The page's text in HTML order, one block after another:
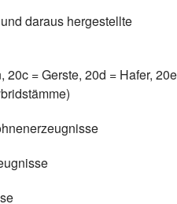
daraus hergestellte
= Gerste, 20d = Hafer,